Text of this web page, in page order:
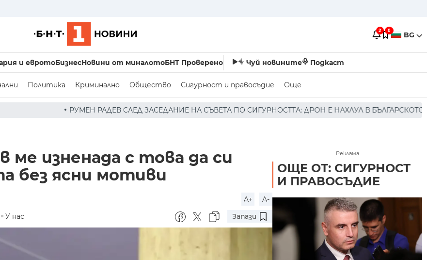
2 0 BG
и евротоБизнесНовини от миналотоБНТ Проверено Чуй новините Подкаст
Политика Криминално Общество Сигурност и правосъдие Още
РАДЕВ СЛЕД ЗАСЕДАНИЕ НА СЪВЕТА ПО СИГУРНОСТТА: ДРОН Е НАХЛУЛ В БЪЛГАРСКОТО ВЪЗДУШНО
ме изненада с това да си
без ясни мотиви
A+
A-
У нас Запази
Реклама
ОЩЕ ОТ: СИГУРНОСТ
И ПРАВОСЪДИЕ